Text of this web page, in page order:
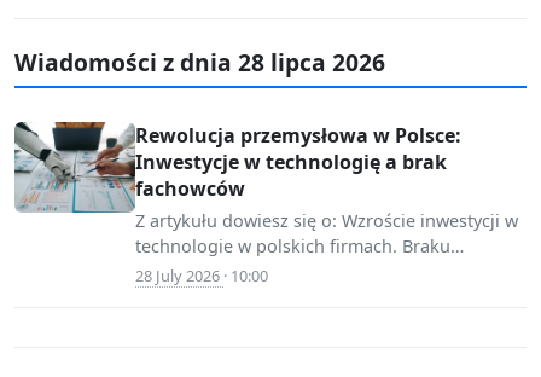
Wiadomości z dnia 28 lipca 2026
Rewolucja przemysłowa w Polsce:
Inwestycje w technologię a brak
fachowców
Z artykułu dowiesz się o: Wzroście inwestycji w
technologie w polskich firmach. Braku
odpowiednio wykwalifikowanych pracowników
28 July 2026 · 10:00